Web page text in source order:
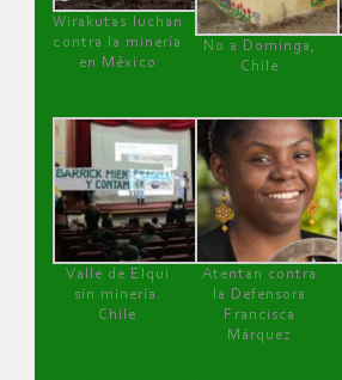
Wirakutas luchan
contra la minería
en México
No a Dominga,
Chile
Valle de Elqui
sin minería.
Chile
Atentan contra
la Defensora
Francisca
Márquez